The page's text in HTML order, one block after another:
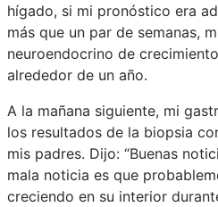
hígado, si mi pronóstico era
más que un par de semanas,
neuroendocrino de
alrededor de un año.
A la mañana siguiente, mi
los resultados de la biopsia
mis padres. Dijo: “Buenas
mala noticia es que
creciendo en su interior